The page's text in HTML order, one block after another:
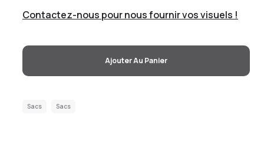
Contactez-nous pour nous fournir vos visuels !
Ajouter Au Panier
Sacs Sacs